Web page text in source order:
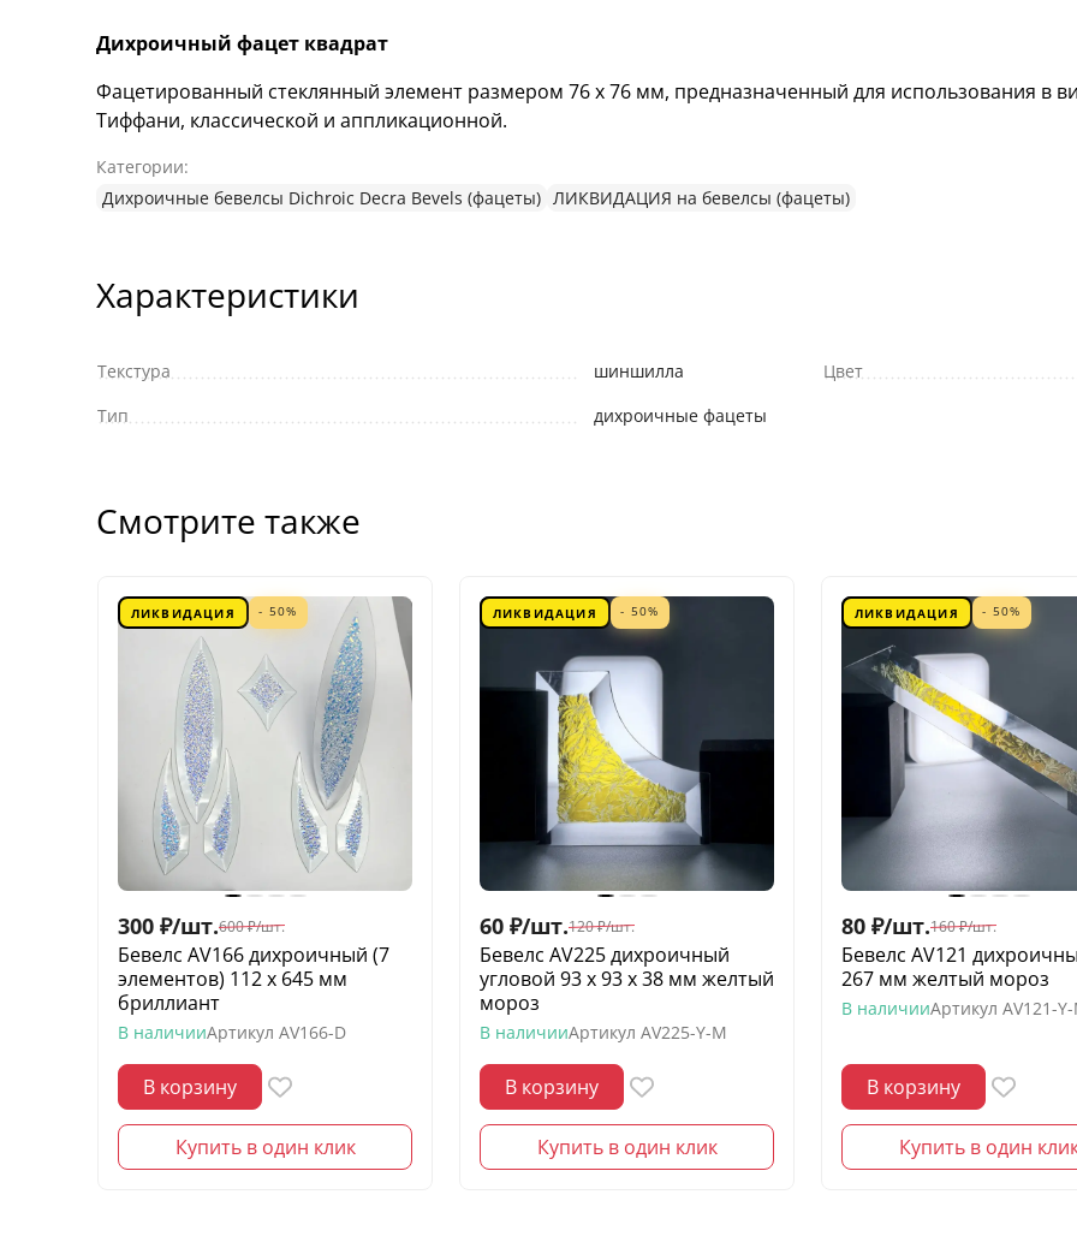
Дихроичный фацет квадрат
Фацетированный стеклянный элемент размером 76 х 76 мм, предназначенный для использования в
Тиффани, классической и аппликационной.
Категории:
Дихроичные бевелсы Dichroic Decra Bevels (фацеты) ЛИКВИДАЦИЯ на бевелсы (фацеты)
Характеристики
Текстура
шиншилла
Тип
дихроичные фацеты
Цвет
Смотрите также
ЛИКВИДАЦИЯ - 50%
300 ₽/шт.600 ₽/шт.
Бевелс AV166 дихроичный (7
элементов) 112 х 645 мм
бриллиант
В наличииАртикул AV166-D
В корзину
Купить в один клик
ЛИКВИДАЦИЯ - 50%
60 ₽/шт.120 ₽/шт.
Бевелс AV225 дихроичный
угловой 93 х 93 х 38 мм желтый
мороз
В наличииАртикул AV225-Y-M
В корзину
Купить в один клик
ЛИКВИДАЦИЯ - 50%
80 ₽/шт.160 ₽/шт.
Бевелс AV121
267 мм желтый мороз
В наличииАртикул AV121-
В корзину
Купить в один